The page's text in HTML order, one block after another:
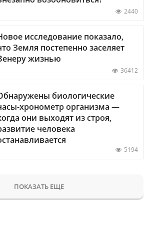
2440
исследование показало,
Земля постепенно заселяет
жизнью
36412
биологические
хронометр организма —
они выходят из строя,
человека
5194
ПОКАЗАТЬ ЕЩЕ